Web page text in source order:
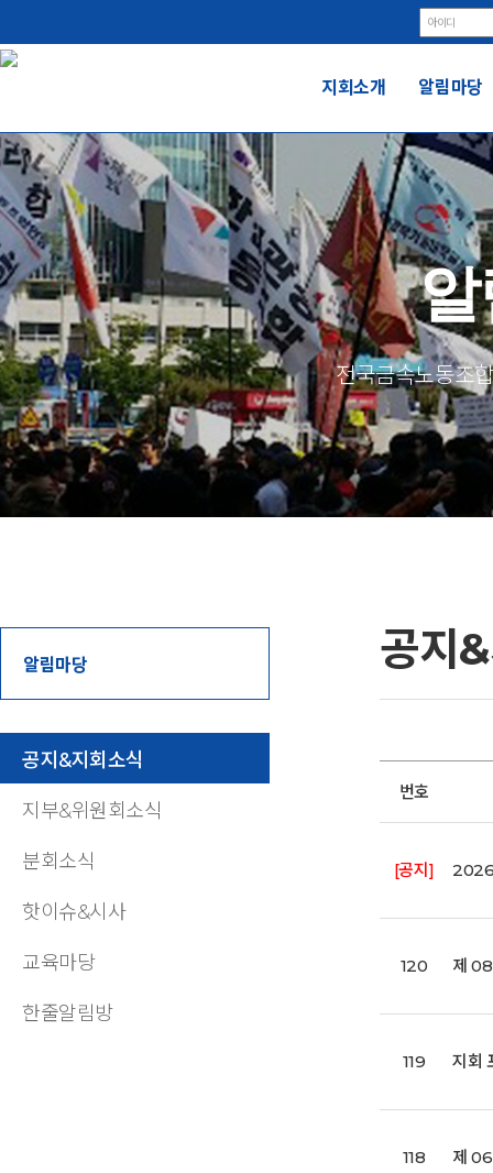
지회소개 알림마당
전국금속노동조
알림마당
공지&지회소식
지부&위원회소식
분회소식
핫이슈&시사
교육마당
한줄알림방
공지
번호
[공지] 2026
120 제
119 지회
118 제